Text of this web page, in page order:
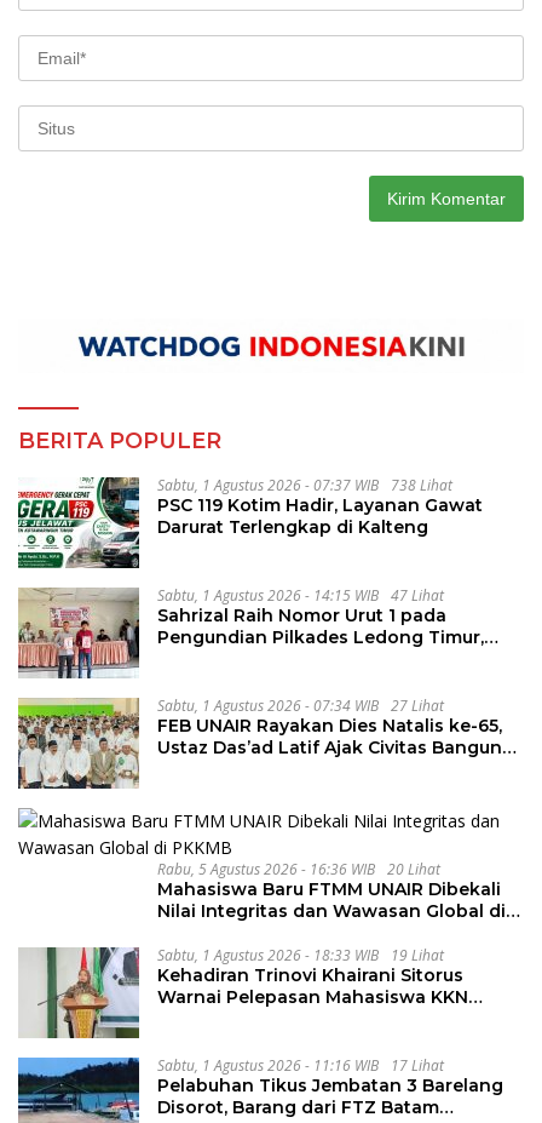
BERITA POPULER
Sabtu, 1 Agustus 2026 - 07:37 WIB 738 Lihat
PSC 119 Kotim Hadir, Layanan Gawat
Darurat Terlengkap di Kalteng
Sabtu, 1 Agustus 2026 - 14:15 WIB 47 Lihat
Sahrizal Raih Nomor Urut 1 pada
Pengundian Pilkades Ledong Timur,
Sabtu, 1 Agustus 2026 - 07:34 WIB 27 Lihat
FEB UNAIR Rayakan Dies Natalis ke-65,
Ustaz Das’ad Latif Ajak Civitas Bangun
Rabu, 5 Agustus 2026 - 16:36 WIB 20 Lihat
Mahasiswa Baru FTMM UNAIR Dibekali
Nilai Integritas dan Wawasan Global di
Sabtu, 1 Agustus 2026 - 18:33 WIB 19 Lihat
Kehadiran Trinovi Khairani Sitorus
Warnai Pelepasan Mahasiswa KKN
Sabtu, 1 Agustus 2026 - 11:16 WIB 17 Lihat
Pelabuhan Tikus Jembatan 3 Barelang
Disorot, Barang dari FTZ Batam